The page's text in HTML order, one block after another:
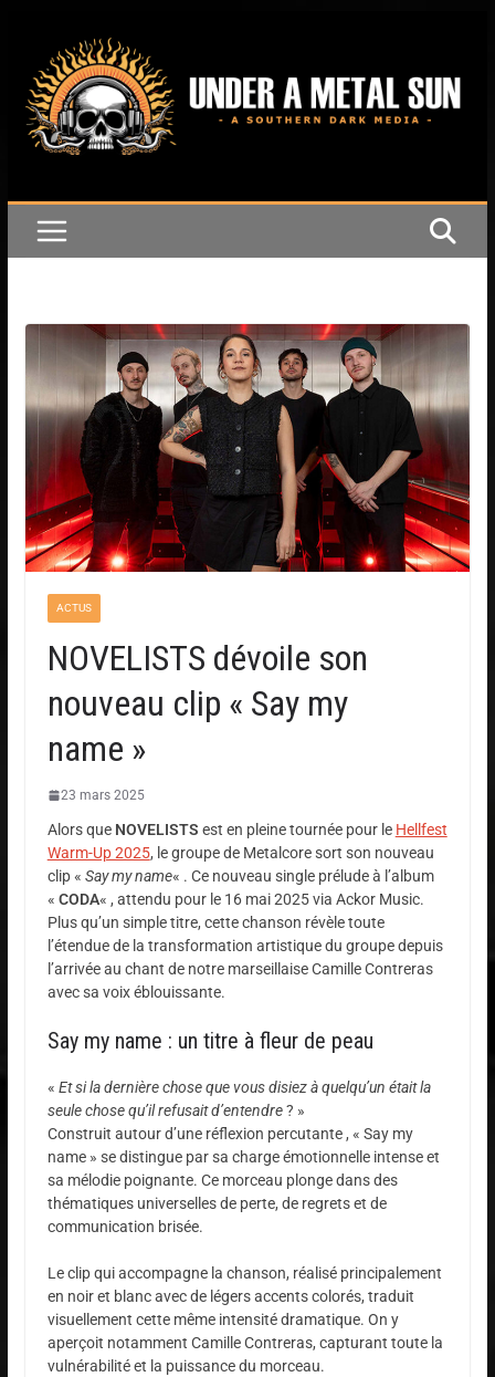
ACTUS
NOVELISTS dévoile son
nouveau clip « Say my
name »
23 mars 2025
Alors que NOVELISTS est en pleine tournée pour le Hellfest
Warm-Up 2025, le groupe de Metalcore sort son nouveau
clip « Say my name« . Ce nouveau single prélude à l’album
« CODA« , attendu pour le 16 mai 2025 via Ackor Music.
Plus qu’un simple titre, cette chanson révèle toute
l’étendue de la transformation artistique du groupe depuis
l’arrivée au chant de notre marseillaise Camille Contreras
avec sa voix éblouissante.
Say my name : un titre à fleur de peau
« Et si la dernière chose que vous disiez à quelqu’un était la
seule chose qu’il refusait d’entendre? »
Construit autour d’une réflexion percutante , « Say my
name » se distingue par sa charge émotionnelle intense et
sa mélodie poignante. Ce morceau plonge dans des
thématiques universelles de perte, de regrets et de
communication brisée.
Le clip qui accompagne la chanson, réalisé principalement
en noir et blanc avec de légers accents colorés, traduit
visuellement cette même intensité dramatique. On y
aperçoit notamment Camille Contreras, capturant toute la
vulnérabilité et la puissance du morceau.